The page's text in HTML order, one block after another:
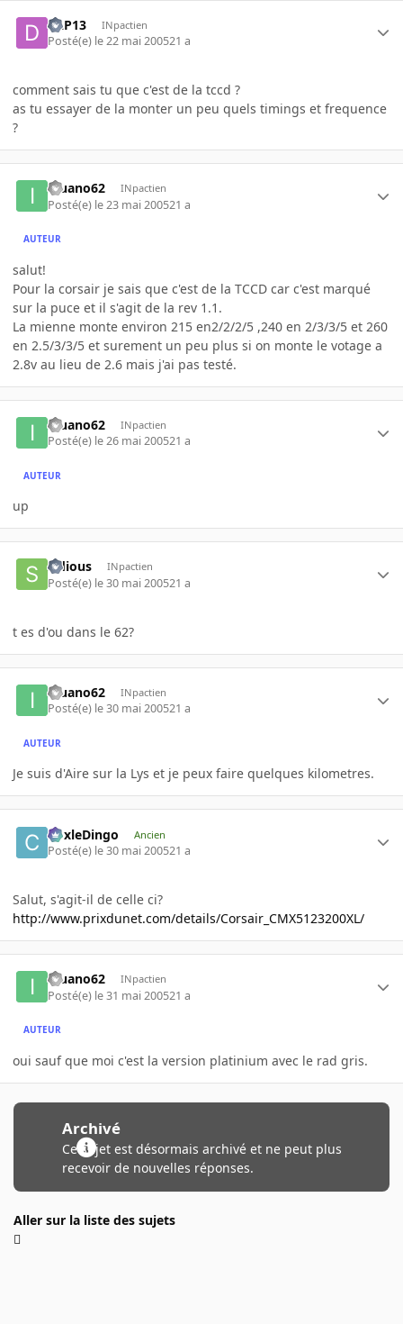
DLP13 INpactien
Posté(e) le 22 mai 200521 a
comment sais tu que c'est de la tccd ?
as tu essayer de la monter un peu quels timings et frequence
?
iguano62 INpactien
Posté(e) le 23 mai 200521 a
AUTEUR
salut!
Pour la corsair je sais que c'est de la TCCD car c'est marqué
sur la puce et il s'agit de la rev 1.1.
La mienne monte environ 215 en2/2/2/5 ,240 en 2/3/3/5 et 260
en 2.5/3/3/5 et surement un peu plus si on monte le votage a
2.8v au lieu de 2.6 mais j'ai pas testé.
iguano62 INpactien
Posté(e) le 26 mai 200521 a
AUTEUR
up
sidious INpactien
Posté(e) le 30 mai 200521 a
t es d'ou dans le 62?
iguano62 INpactien
Posté(e) le 30 mai 200521 a
AUTEUR
Je suis d'Aire sur la Lys et je peux faire quelques kilometres.
CoxleDingo Ancien
Posté(e) le 30 mai 200521 a
Salut, s'agit-il de celle ci?
http://www.prixdunet.com/details/Corsair_CMX5123200XL/
iguano62 INpactien
Posté(e) le 31 mai 200521 a
AUTEUR
oui sauf que moi c'est la version platinium avec le rad gris.
Archivé
Ce sujet est désormais archivé et ne peut plus
recevoir de nouvelles réponses.
Aller sur la liste des sujets